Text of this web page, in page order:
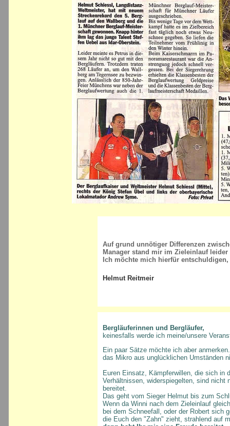
Auf grund unnötiger Differenzen
Manager stand mir im Zieleinlauf
Ich möchte mich hierfür
Helmut Reitmeir
Bergläuferinnen und Bergläufer,
keinesfalls werde ich meine/unsere
Ein paar Sätze möchte ich aber
das Mikro aus unglücklichen Umständen
Euren Einsatz, Kämpferwillen, die sich in
Verhältnissen, widerspiegelten, sind nicht
bereitet.
Das geht vom Sieger Helmut bis zum
Wenn da Winni nach dem Zieleinlauf
bei dem Schneefall, oder der Robert sich
die Euch den "Zahn" zieht, strahlend auf